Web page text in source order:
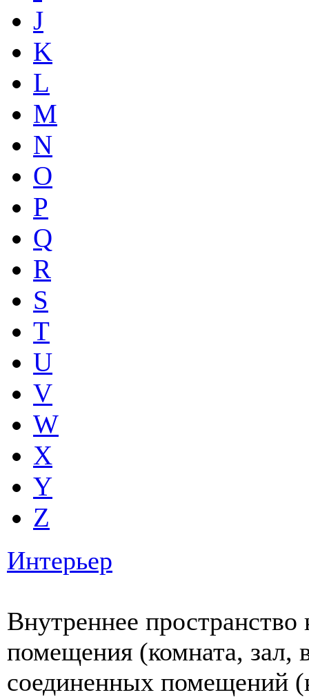
J
K
L
M
N
O
P
Q
R
S
T
U
V
W
X
Y
Z
Интерьер
Внутреннее пространство
помещения (комната, зал,
соединенных помещений